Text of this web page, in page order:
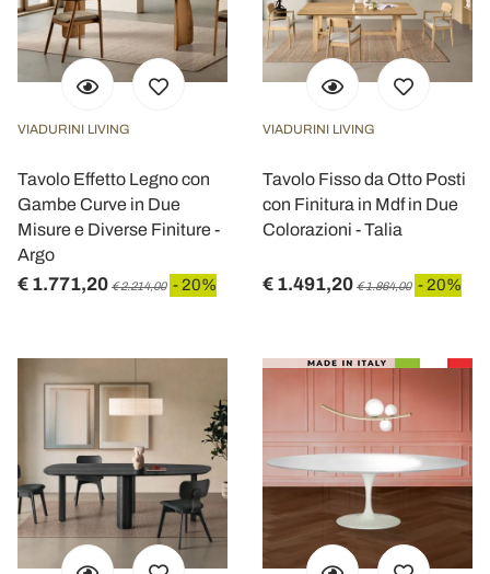
VIADURINI LIVING
Tavolo Effetto Legno con
Gambe Curve in Due
Misure e Diverse Finiture -
Argo
€ 1.771,20 € 2.214,00 - 20%
VIADURINI LIVING
Tavolo Fisso da Otto Posti
con Finitura in Mdf in Due
Colorazioni - Talia
€ 1.491,20 € 1.864,00 - 20%